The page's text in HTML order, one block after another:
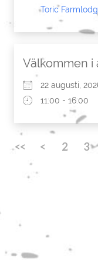
Toric
Välkommen i
22 augusti,
11:00 - 16:00
<< < 2 3